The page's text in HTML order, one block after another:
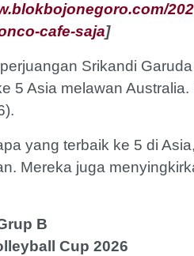
cafe-saja]
Srikandi
5 Asia melawan
yang terbaik ke 5 di
Mereka juga
B
Cup 2026